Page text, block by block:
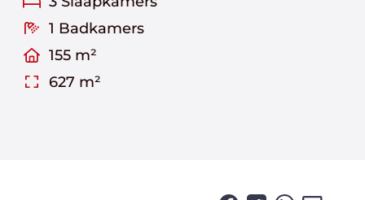
1 Badkamers
155 m²
627 m²